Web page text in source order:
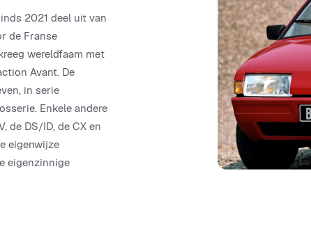
2021 deel uit van
de Franse
wereldfaam met
Avant. De
in serie
Enkele andere
de DS/ID, de CX en
eigenwijze
eigenzinnige